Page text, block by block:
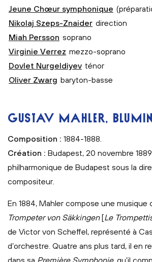
Jeune Chœur symphonique
Nikolaj Szeps-Znaider direction
Miah Persson soprano
Virginie Verrez mezzo-soprano
Dovlet Nurgeldiyev ténor
Oliver Zwarg baryton-basse
GUSTAV MAHLER,
Composition : 1884-1888.
Création : Budapest, 20 novembre
philharmonique de Budapest sous la
compositeur.
En 1884, Mahler compose une musique
Trompeter von Säkkingen[Le
de Victor von Scheffel, représenté à
d’orchestre. Quatre ans plus tard, il en
dans sa Première Symphonie, qu’il